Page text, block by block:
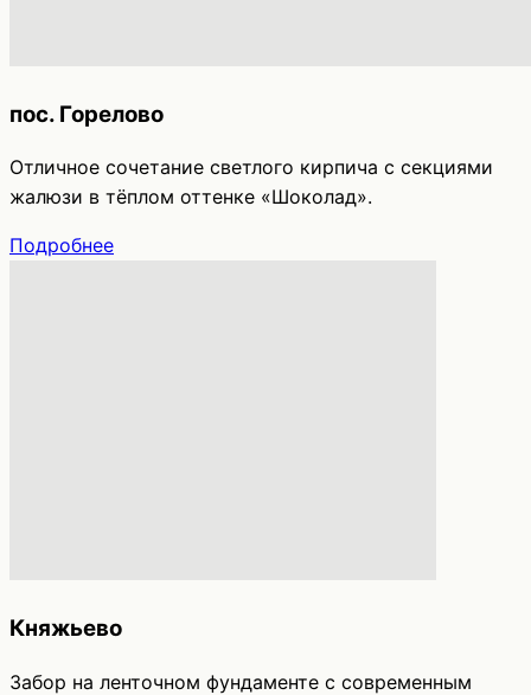
пос. Горелово
Отличное сочетание светлого кирпича с секциями
жалюзи в тёплом оттенке «Шоколад».
Подробнее
Княжьево
Забор на ленточном фундаменте с современным